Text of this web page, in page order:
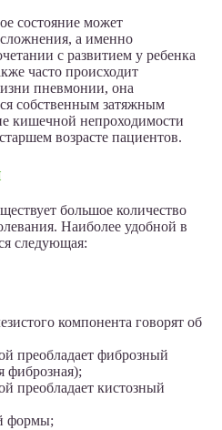
состояние может
а именно
с развитием у ребенка
часто происходит
пневмонии, она
собственным затяжным
кишечной непроходимости
возрасте пациентов.
большое количество
Наиболее удобной в
следующая:
компонента говорят об
преобладает фиброзный
фиброзная);
преобладает кистозный
формы;